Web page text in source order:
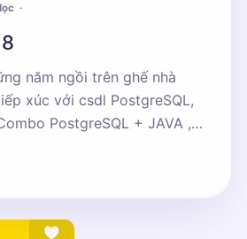
năm ngồi trên ghế nhà
xúc với csdl PostgreSQL,
PostgreSQL + JAVA ,
khó khăn xíu. Giờ đi làm,